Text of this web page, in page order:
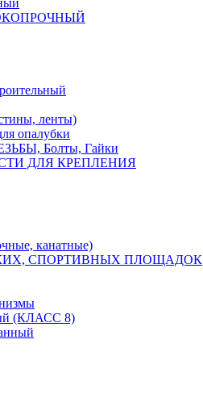
ленты)
опалубки
Болты, Гайки
ДЛЯ КРЕПЛЕНИЯ
канатные)
СПОРТИВНЫХ ПЛОЩАДОК
(КЛАСС 8)